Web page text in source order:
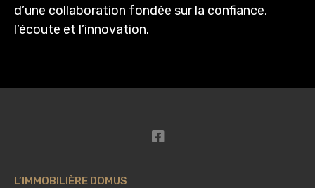
d’une collaboration fondée sur la confiance,
l’écoute et l’innovation.
L’IMMOBILIÈRE DOMUS